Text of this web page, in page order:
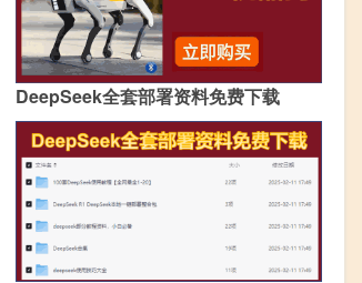
DeepSeek全套部署资料免费下载